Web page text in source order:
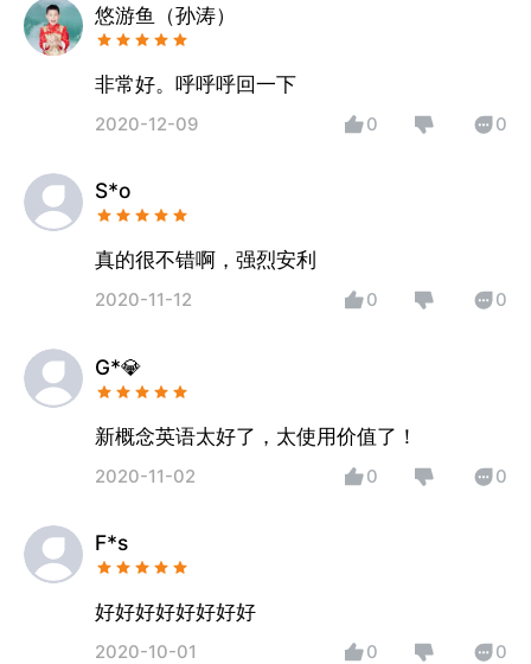
悠游鱼（孙涛）
非常好。呼呼呼回一下
2020-12-09 0 0
S*o
真的很不错啊，强烈安利
2020-11-12 0 0
G*💎
新概念英语太好了，太使用价值了！
2020-11-02 0 0
F*s
好好好好好好好好
2020-10-01 0 0